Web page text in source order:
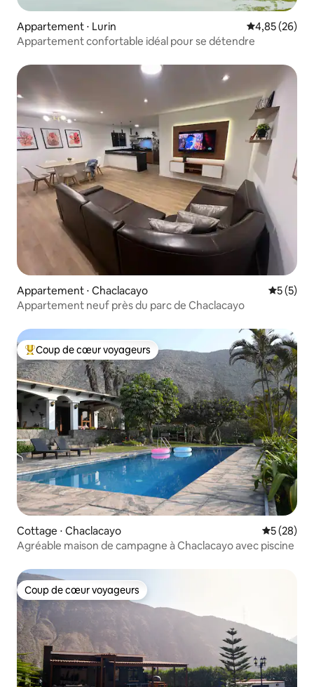
Appartement ⋅ Lurin Évaluation
4,85 (26)
Appartement confortable idéal pour se détendre
Appartement ⋅ Chaclacayo
5 (5)
Appartement neuf près du parc de Chaclacayo
Coups de cœur voyageurs les plus appréciés
Coup de cœur voyageurs
Cottage ⋅ Chaclacayo
5 (28)
Agréable maison de campagne à Chaclacayo avec piscine
Coup de cœur voyageurs
Coup de cœur voyageurs